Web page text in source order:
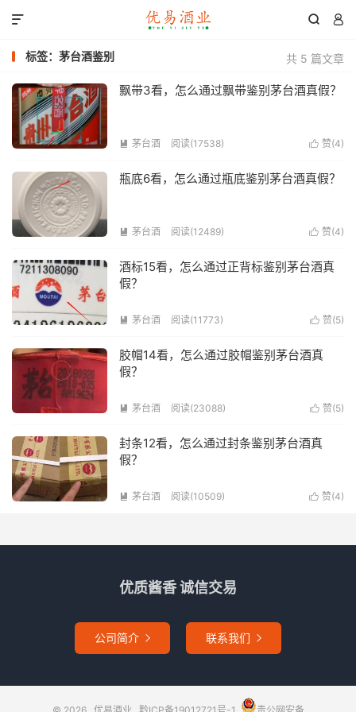
 

共 5 篇文章
标签：茅台酒鉴别
飘带3看，怎么通过飘带鉴别茅台酒真假？
 赞(4)
 茅台酒 阅读(17538)
瓶底6看，怎么通过瓶底鉴别茅台酒真假？
 赞(4)
 茅台酒 阅读(12489)
酒标15看，怎么通过正背标鉴别茅台酒真
假？
 赞(5)
 茅台酒 阅读(11773)
胶帽14看，怎么通过胶帽鉴别茅台酒真
假？
 赞(5)
 茅台酒 阅读(23088)
封条12看，怎么通过封条鉴别茅台酒真
假？
 赞(4)
 茅台酒 阅读(10509)
优质酱香 诚信交易
公司简介  联系我们 